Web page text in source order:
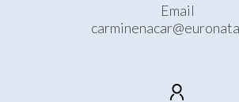
Email